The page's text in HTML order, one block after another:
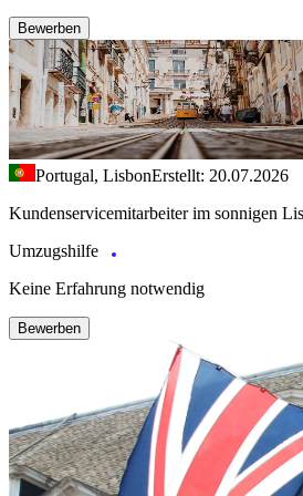
Bewerben
Portugal, LisbonErstellt: 20.07.2026
Kundenservicemitarbeiter im sonnigen
Umzugshilfe
Keine Erfahrung notwendig
Bewerben